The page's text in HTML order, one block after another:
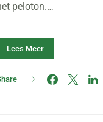
peloton.…
Lees Meer